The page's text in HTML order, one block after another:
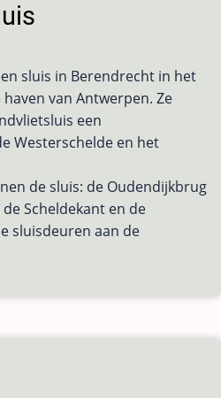
sluis in Berendrecht in het
van Antwerpen. Ze
een
Westerschelde en het
de sluis: de Oudendijkbrug
Scheldekant en de
sluisdeuren aan de